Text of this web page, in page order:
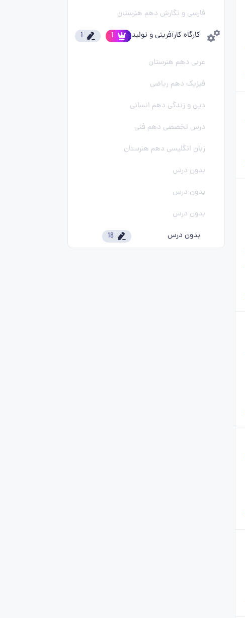
فارسی و نگارش دهم هنرستان
کارگاه کارآفرینی و تولید
1
1
عربی دهم هنرستان
فیزیک دهم ریاضی
دین و زندگی دهم انسانی
درس تخصصی دهم فنی
زبان انگلیسی دهم هنرستان
بدون درس
بدون درس
بدون درس
بدون درس
18